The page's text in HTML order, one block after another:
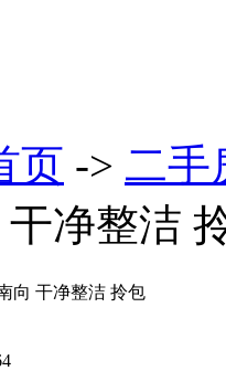
页 -> 二手
净整洁
向 干净整洁 拎包